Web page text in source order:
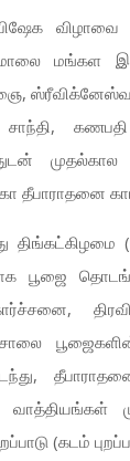
விழாவை
மாலை மங்கள
தீபாராதனை
பூஜை
(கடம்